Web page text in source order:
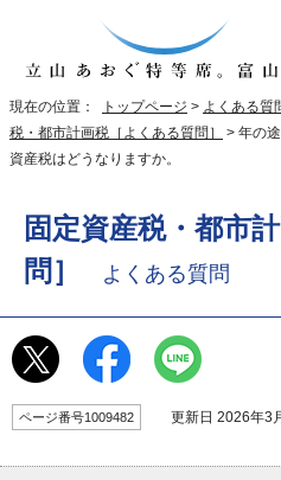
現在の位置： トップページ > よくある質
税・都市計画税［よくある質問］
> 年の
資産税はどうなりますか。
固定資産税・都市
問］
よくある質問
ページ番号1009482 更新日 2026年3